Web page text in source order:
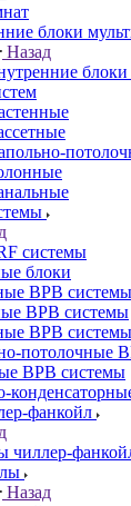
блоки
Назад
блоки
системы
блоки
ВРВ системы
ВРВ системы
ВРВ системы
потолочные
ВРВ системы
фанкойл
чиллер-
Назад